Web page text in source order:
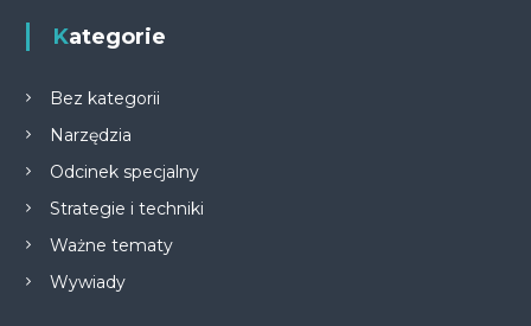
Kategorie
Bez kategorii
Narzędzia
Odcinek specjalny
Strategie i techniki
Ważne tematy
Wywiady